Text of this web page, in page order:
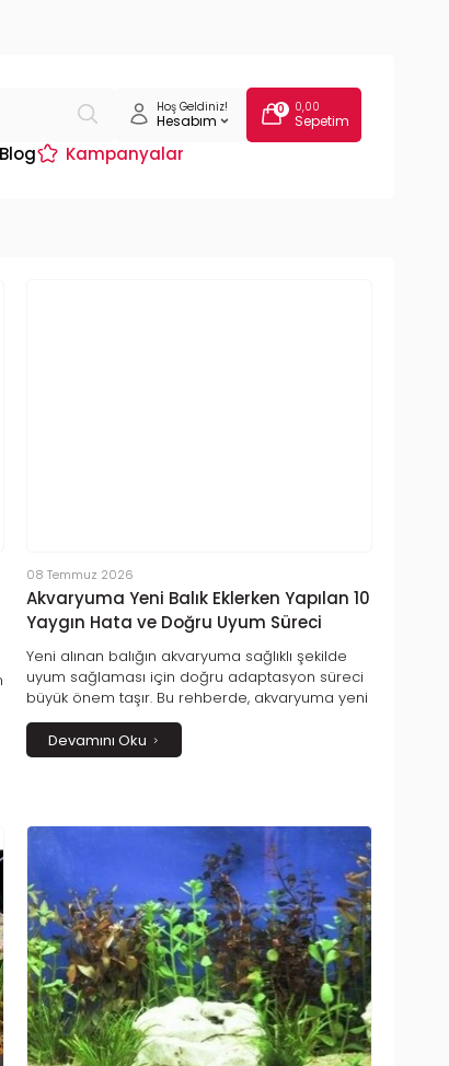
Hoş Geldiniz!
Hesabım
0 0,00
Sepetim
Blog Kampanyalar
08 Temmuz 2026
Akvaryuma Yeni Balık Eklerken Yapılan 10
Yaygın Hata ve Doğru Uyum Süreci
Yeni alınan balığın akvaryuma sağlıklı şekilde
uyum sağlaması için doğru adaptasyon süreci
büyük önem taşır. Bu rehberde, akvaryuma yeni
balık eklerken yapılan 10 yaygın hatayı, doğru
suya alıştırma yöntemlerini, karantina sürecinin
önemini ve ilk hafta bakımında dikkat edilmesi
Devamını Oku